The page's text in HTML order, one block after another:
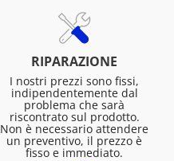
RIPARAZIONE
I nostri prezzi sono fissi,
indipendentemente dal
problema che sarà
riscontrato sul prodotto.
Non è necessario attendere
un preventivo, il prezzo è
fisso e immediato.